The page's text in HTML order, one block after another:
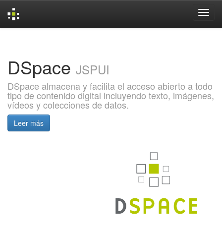
DSpace JSPUI
DSpace almacena y facilita el acceso abierto a todo
tipo de contenido digital incluyendo texto, imágenes,
vídeos y colecciones de datos.
Leer más